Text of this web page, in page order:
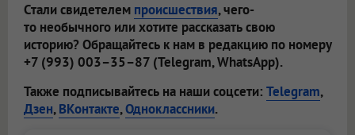
Стали свидетелем происшествия, чего-
то необычного или хотите рассказать свою
историю? Обращайтесь к нам в редакцию по номеру
+7 (993) 003–35–87 (Telegram, WhatsApp).
Также подписывайтесь на наши соцсети: Telegram,
Дзен,ВКонтакте,Одноклассники.